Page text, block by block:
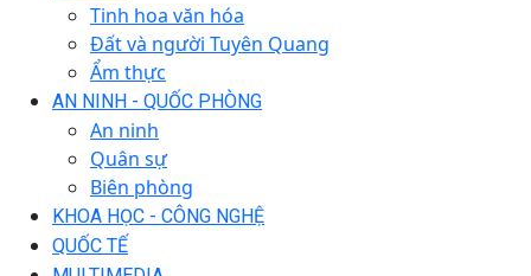
Tinh hoa văn hóa
Đất và người Tuyên Quang
Ẩm thực
AN NINH - QUỐC PHÒNG
An ninh
Quân sự
Biên phòng
KHOA HỌC - CÔNG NGHỆ
QUỐC TẾ